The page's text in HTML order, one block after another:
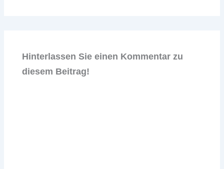
Hinterlassen Sie einen Kommentar zu
diesem Beitrag!